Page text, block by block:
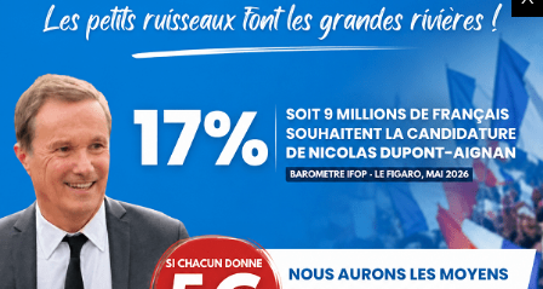
La liberté ou la Mort
Bac de français : quand la
liberté pédagogique devient
abandon culturel
18 juillet 2026